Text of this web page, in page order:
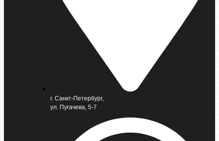
г. Санкт-Петербург,
ул. Пугачева, 5-7